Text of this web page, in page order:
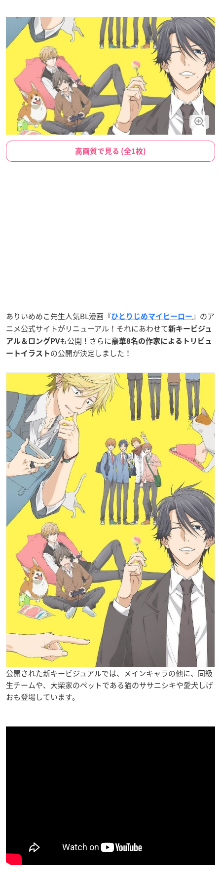
高画質で見る (全1枚)
ありいめめこ先生人気BL漫画 『ひとりじめマイヒーロー 』 のア
ニメ公式サイトがリニューアル！それにあわせて新キービジュ
アル＆ロングPVも公開！さらに豪華8名の作家によるトリビュ
ートイラスト の公開が決定しました！
公開された新キービジュアルでは、メインキャラの他に、同級
生チームや、大柴家のペットである猫のササニシキや愛犬しげ
おも登場しています。